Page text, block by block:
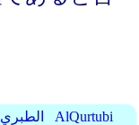
AtTabariy الطبري
AlQurtubi